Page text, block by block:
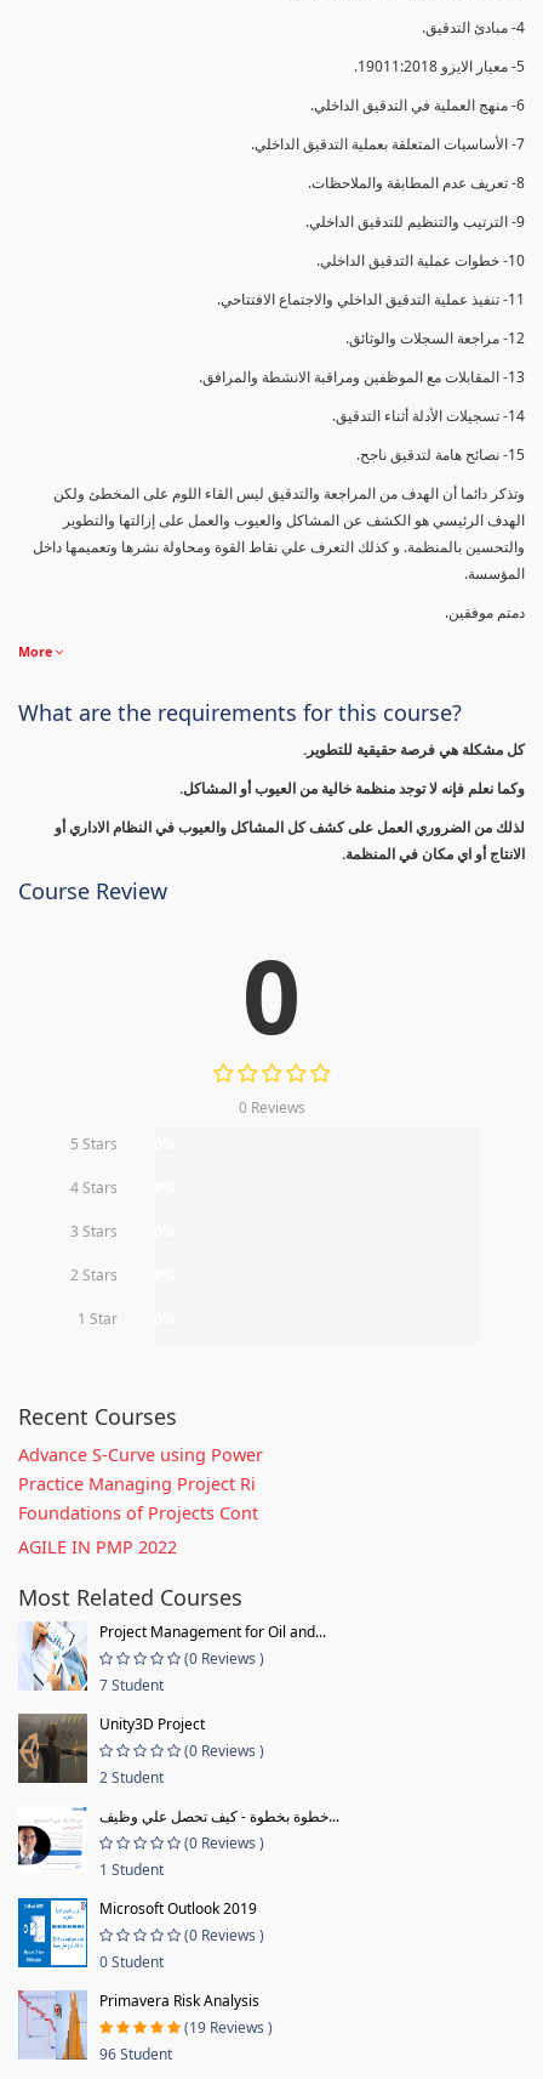
4- مبادئ التدقيق.
5- معيار الايزو 19011:2018.
6- منهج العملية في التدقيق الداخلي.
7- الأساسيات المتعلقة بعملية التدقيق الداخلي.
8- تعريف عدم المطابقة والملاحظات.
9- الترتيب والتنظيم للتدقيق الداخلي.
10- خطوات عملية التدقيق الداخلي.
11- تنفيذ عملية التدقيق الداخلي والاجتماع الافتتاحي.
12- مراجعة السجلات والوثائق.
13- المقابلات مع الموظفين ومراقبة الانشطة والمرافق.
14- تسجيلات الأدلة أثناء التدقيق.
15- نصائح هامة لتدقيق ناجح.
وتذكر دائما أن الهدف من المراجعة والتدقيق ليس القاء اللوم على المخطئ ولكن
الهدف الرئيسي هو الكشف عن المشاكل والعيوب والعمل على إزالتها والتطوير
والتحسين بالمنظمة. و كذلك التعرف علي نقاط القوة ومحاولة نشرها وتعميمها داخل
المؤسسة.
دمتم موفقين.
More
What are the requirements for this course?
كل مشكلة هي فرصة حقيقية للتطوير.
وكما نعلم فإنه لا توجد منظمة خالية من العيوب أو المشاكل.
لذلك من الضروري العمل على كشف كل المشاكل والعيوب في النظام الاداري أو
الانتاج أو اي مكان في المنظمة.
Course Review
0
0 Reviews
5 Stars
4 Stars
3 Stars
2 Stars
1 Star
Recent Courses
Advance S-Curve using Power
Practice Managing Project Ri
Foundations of Projects Cont
AGILE IN PMP 2022
Most Related Courses
Project Management for Oil and...
(0 Reviews )
7 Student
Unity3D Project
(0 Reviews )
2 Student
خطوة بخطوة - كيف تحصل علي وظيف...
(0 Reviews )
1 Student
Microsoft Outlook 2019
(0 Reviews )
0 Student
Primavera Risk Analysis
(19 Reviews )
96 Student